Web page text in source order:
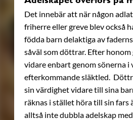
Det innebär att när någon
friherre eller greve blev också
födda barn delaktiga av
såväl som döttrar. Efter
vidare enbart genom sönerna i
efterkommande släktled.
sin värdighet vidare till sina
räknas i stället höra till sin
alltså inte dubbla adelskap